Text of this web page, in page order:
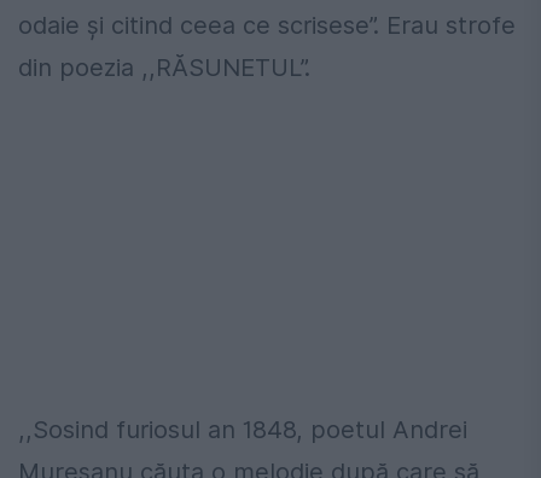
odaie şi citind ceea ce scrisese”. Erau strofe
din poezia ,,RĂSUNETUL”.
,,Sosind furiosul an 1848, poetul Andrei
Mureşanu căuta o melodie după care să